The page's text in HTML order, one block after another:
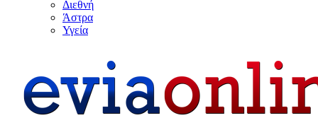
Διεθνή
Άστρα
Υγεία